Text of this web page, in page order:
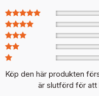
Köp den här produkten
är slutförd för att